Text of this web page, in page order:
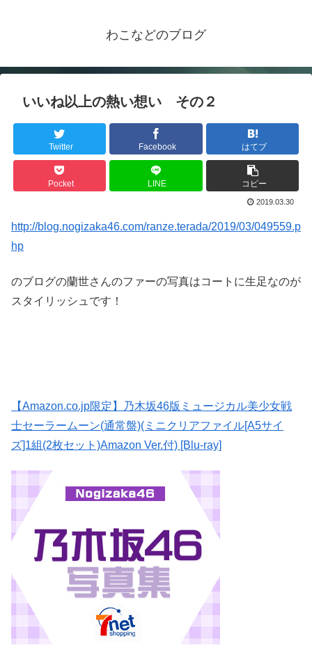
わこなどのブログ
いいね以上の熱い想い その２
Twitter Facebook はてブ
Pocket LINE コピー
2019.03.30
http://blog.nogizaka46.com/ranze.terada/2019/03/049559.p
hp
のブログの蘭世さんのファーの写真はコートに生足なのが
スタイリッシュです！
【Amazon.co.jp限定】乃木坂46版ミュージカル美少女戦
士セーラームーン(通常盤)(ミニクリアファイル[A5サイ
ズ]1組(2枚セット)Amazon Ver.付) [Blu-ray]